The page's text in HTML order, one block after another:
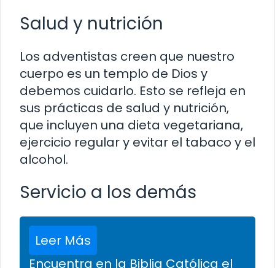
Salud y nutrición
Los adventistas creen que nuestro
cuerpo es un templo de Dios y
debemos cuidarlo. Esto se refleja en
sus prácticas de salud y nutrición,
que incluyen una dieta vegetariana,
ejercicio regular y evitar el tabaco y el
alcohol.
Servicio a los demás
Leer Más
Encuentra en la Biblia Católica el